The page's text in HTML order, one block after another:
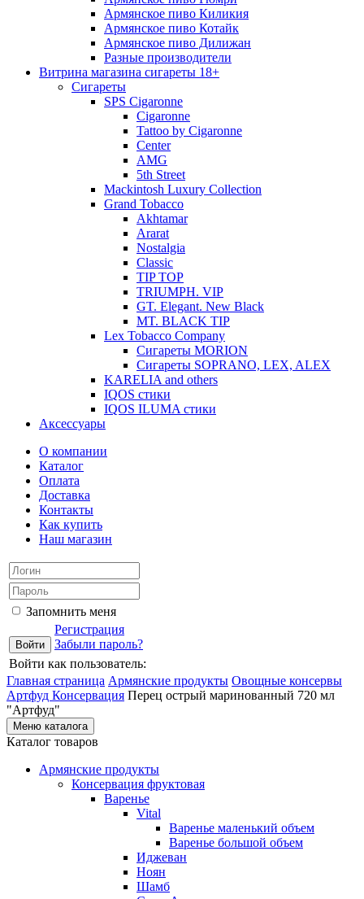
Армянское пиво Киликия
Армянское пиво Котайк
Армянское пиво Дилижан
Разные производители
Витрина магазина сигареты 18+
Cигареты
SPS Cigaronne
Сigaronne
Tattoo by Cigaronne
Center
AMG
5th Street
Mackintosh Luxury Collection
Grand Tobacco
Akhtamar
Ararat
Nostalgia
Classic
TIP TOP
TRIUMPH. VIP
GT. Elegant. New Black
MT. BLACK TIP
Lex Tobacco Company
Сигареты MORION
Сигареты SOPRANO, LEX, ALEX
KARELIA and others
IQOS стики
IQOS ILUMA стики
Аксессуары
О компании
Каталог
Оплата
Доставка
Контакты
Как купить
Наш магазин
Запомнить меня
Регистрация
Забыли пароль?
Войти как пользователь:
Главная страница Армянские продукты Овощные консервы
Артфуд Консервация Перец острый маринованный 720 мл
"Артфуд"
Меню каталога
Каталог товаров
Армянские продукты
Консервация фруктовая
Варенье
Vital
Варенье маленький объем
Варенье большой объем
Иджеван
Ноян
Шамб